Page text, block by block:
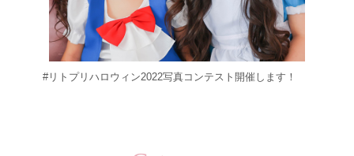
#リトプリハロウィン2022写真コンテスト開催します！